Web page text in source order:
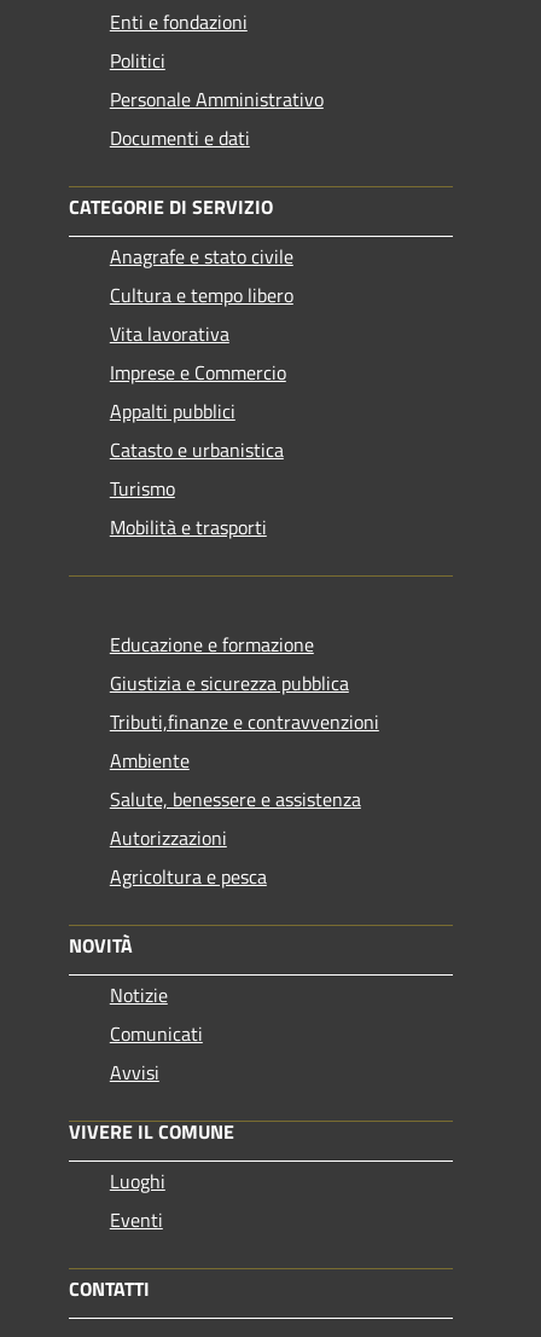
Enti e fondazioni
Politici
Personale Amministrativo
Documenti e dati
CATEGORIE DI SERVIZIO
Anagrafe e stato civile
Cultura e tempo libero
Vita lavorativa
Imprese e Commercio
Appalti pubblici
Catasto e urbanistica
Turismo
Mobilità e trasporti
Educazione e formazione
Giustizia e sicurezza pubblica
Tributi,finanze e contravvenzioni
Ambiente
Salute, benessere e assistenza
Autorizzazioni
Agricoltura e pesca
NOVITÀ
Notizie
Comunicati
Avvisi
VIVERE IL COMUNE
Luoghi
Eventi
CONTATTI